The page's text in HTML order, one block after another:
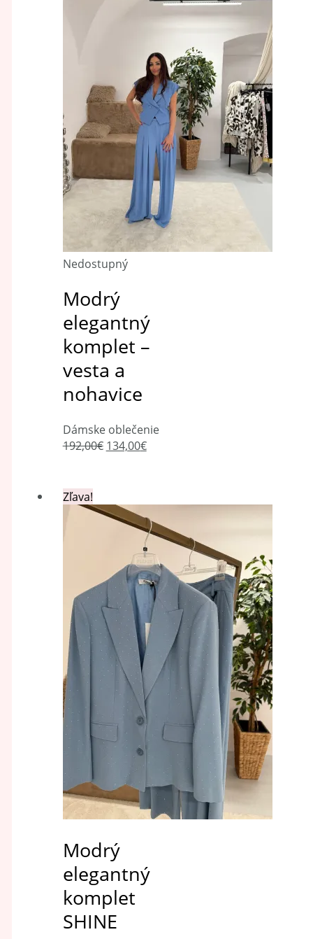
Nedostupný
Modrý
elegantný
komplet –
vesta a
nohavice
Dámske oblečenie
192,00€ 134,00€
Zľava!
Modrý
elegantný
komplet
SHINE